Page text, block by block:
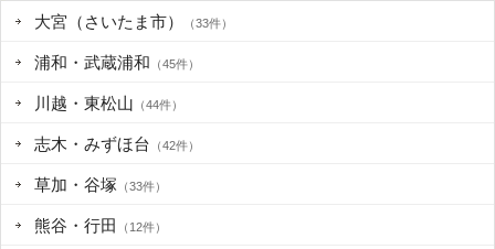
大宮（さいたま市） （33件）
浦和・武蔵浦和 （45件）
川越・東松山 （44件）
志木・みずほ台 （42件）
草加・谷塚 （33件）
熊谷・行田 （12件）